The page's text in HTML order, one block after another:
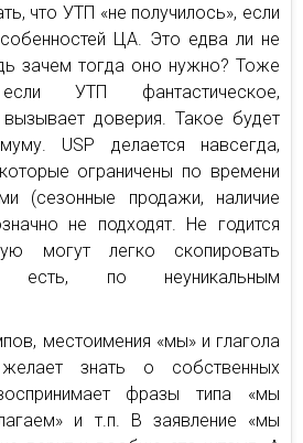
что УТП «не получилось», если
ЦА. Это едва ли не
зачем тогда оно нужно? Тоже
УТП фантастическое,
вызывает доверия. Такое будет
USP делается навсегда,
ограничены по времени
(сезонные продажи, наличие
не подходят. Не годится
могут легко скопировать
есть, по неуникальным
местоимения «мы» и глагола
знать о собственных
фразы типа «мы
и т.п. В заявление «мы